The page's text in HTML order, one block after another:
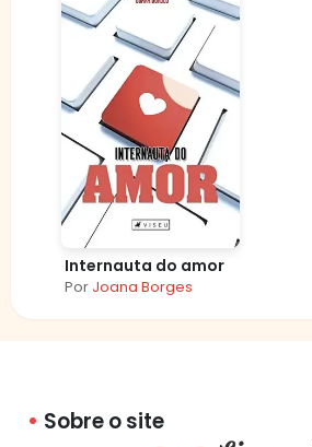
Internauta do amor
Por Joana Borges
Sobre o site